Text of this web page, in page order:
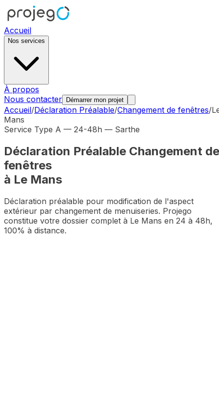
Accueil
Nos services
À propos
Nous contacter
Démarrer mon projet
Accueil/Déclaration Préalable/Changement de fenêtres/
Mans
Service Type A — 24-48h — Sarthe
Déclaration Préalable Changement de
fenêtres
à Le Mans
Déclaration préalable pour modification de l'aspect
extérieur par changement de menuiseries. Projego
constitue votre dossier complet à Le Mans en 24 à 48h,
100% à distance.